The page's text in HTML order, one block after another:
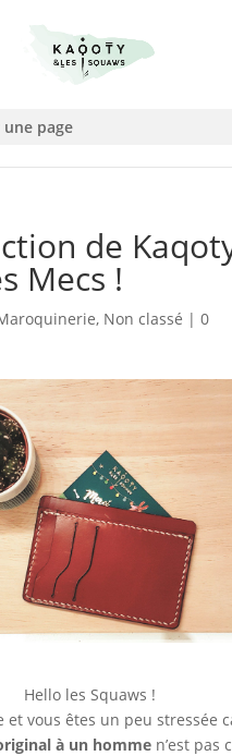
page
de
Mecs !
, Non classé | 0
Hello les Squaws !
et vous êtes un peu stressée
à un homme n’est pas